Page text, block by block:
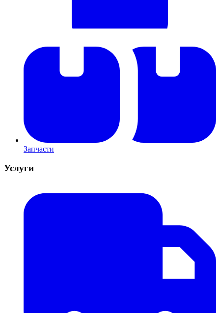
Запчасти
Услуги